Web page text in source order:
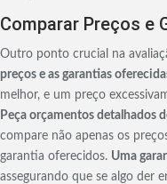
Comparar Preços e
Outro ponto crucial na
preços e as garantias
melhor, e um preço
Peça orçamentos detalhados
compare não apenas os
garantia oferecidos. Uma
assegurando que se algo der